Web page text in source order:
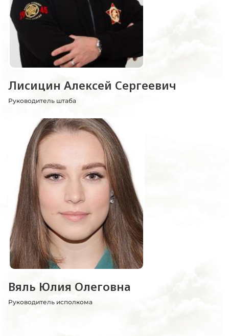
Лисицин Алексей Сергеевич
Руководитель штаба
Вяль Юлия Олеговна
Руководитель исполкома